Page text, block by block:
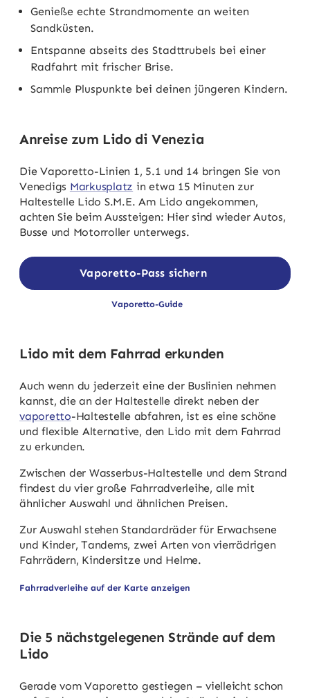
Genieße echte Strandmomente an weiten
Sandküsten.
Entspanne abseits des Stadttrubels bei einer
Radfahrt mit frischer Brise.
Sammle Pluspunkte bei deinen jüngeren Kindern.
Anreise zum Lido di Venezia
Die Vaporetto-Linien 1, 5.1 und 14 bringen Sie von
Venedigs Markusplatz in etwa 15 Minuten zur
Haltestelle Lido S.M.E. Am Lido angekommen,
achten Sie beim Aussteigen: Hier sind wieder Autos,
Busse und Motorroller unterwegs.
Vaporetto-Pass sichern
Vaporetto-Guide
Lido mit dem Fahrrad erkunden
Auch wenn du jederzeit eine der Buslinien nehmen
kannst, die an der Haltestelle direkt neben der
vaporetto-Haltestelle abfahren, ist es eine schöne
und flexible Alternative, den Lido mit dem Fahrrad
zu erkunden.
Zwischen der Wasserbus-Haltestelle und dem Strand
findest du vier große Fahrradverleihe, alle mit
ähnlicher Auswahl und ähnlichen Preisen.
Zur Auswahl stehen Standardräder für Erwachsene
und Kinder, Tandems, zwei Arten von vierrädrigen
Fahrrädern, Kindersitze und Helme.
Fahrradverleihe auf der Karte anzeigen
Die 5 nächstgelegenen Strände auf dem
Lido
Gerade vom Vaporetto gestiegen – vielleicht schon